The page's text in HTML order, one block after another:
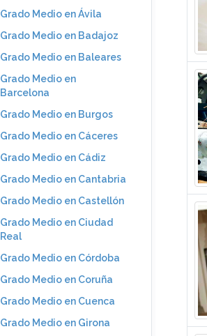
Grado Medio en Ávila
Grado Medio en Badajoz
Grado Medio en Baleares
Grado Medio en
Barcelona
Grado Medio en Burgos
Grado Medio en Cáceres
Grado Medio en Cádiz
Grado Medio en Cantabria
Grado Medio en Castellón
Grado Medio en Ciudad
Real
Grado Medio en Córdoba
Grado Medio en Coruña
Grado Medio en Cuenca
Grado Medio en Girona